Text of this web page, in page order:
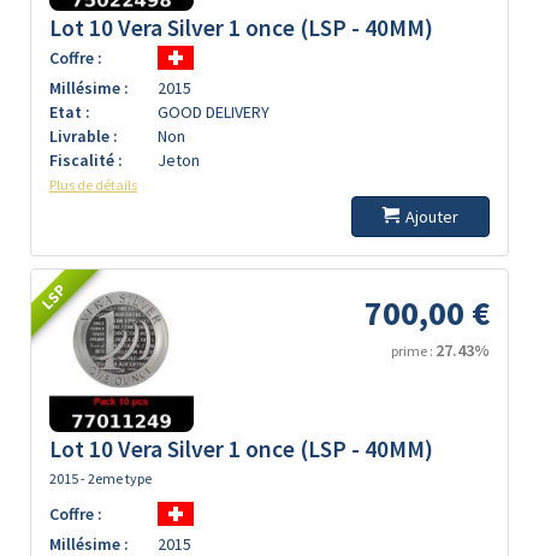
Lot 10 Vera Silver 1 once (LSP - 40MM)
Coffre :
Millésime :
2015
Etat :
GOOD DELIVERY
Livrable :
Non
Fiscalité :
Jeton
Plus de détails
Ajouter
LSP 700,00 €
prime : 27.43%
Lot 10 Vera Silver 1 once (LSP - 40MM)
2015 - 2eme type
Coffre :
Millésime :
2015